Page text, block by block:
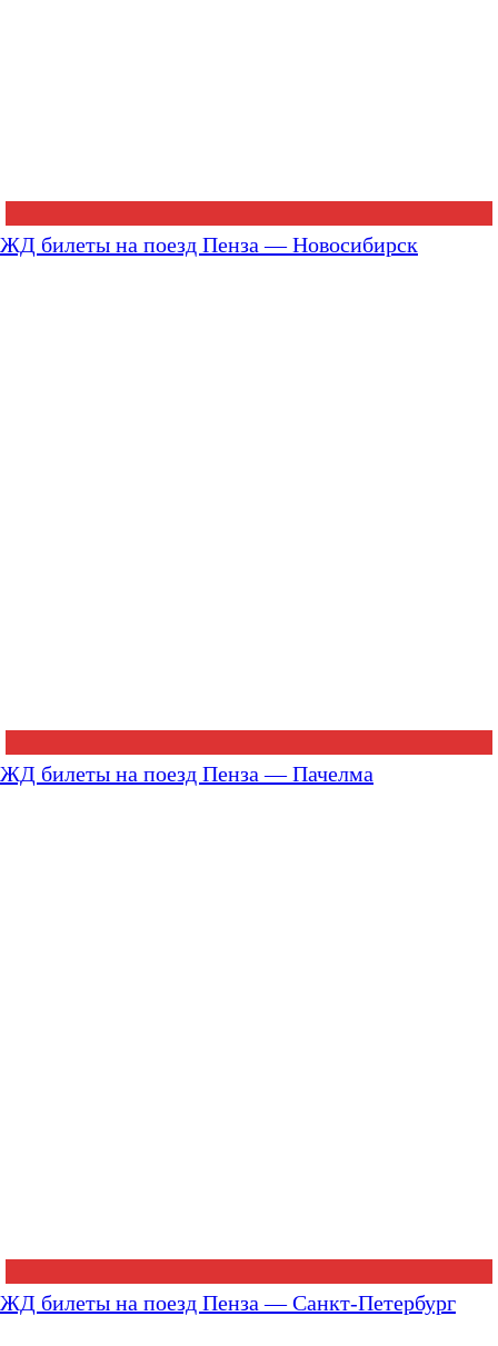
ЖД билеты на поезд Пенза — Новосибирск
ЖД билеты на поезд Пенза — Пачелма
ЖД билеты на поезд Пенза — Санкт-Петербург